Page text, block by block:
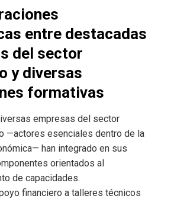
entre destacadas
del sector
y diversas
formativas
empresas del sector
—actores esenciales dentro de la
han integrado en sus
orientados al
de capacidades.
financiero a talleres técnicos